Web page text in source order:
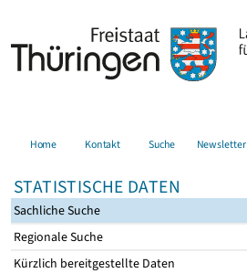
Home Kontakt Suche Newsletter
STATISTISCHE DATEN
Sachliche Suche
Regionale Suche
Kürzlich bereitgestellte Daten